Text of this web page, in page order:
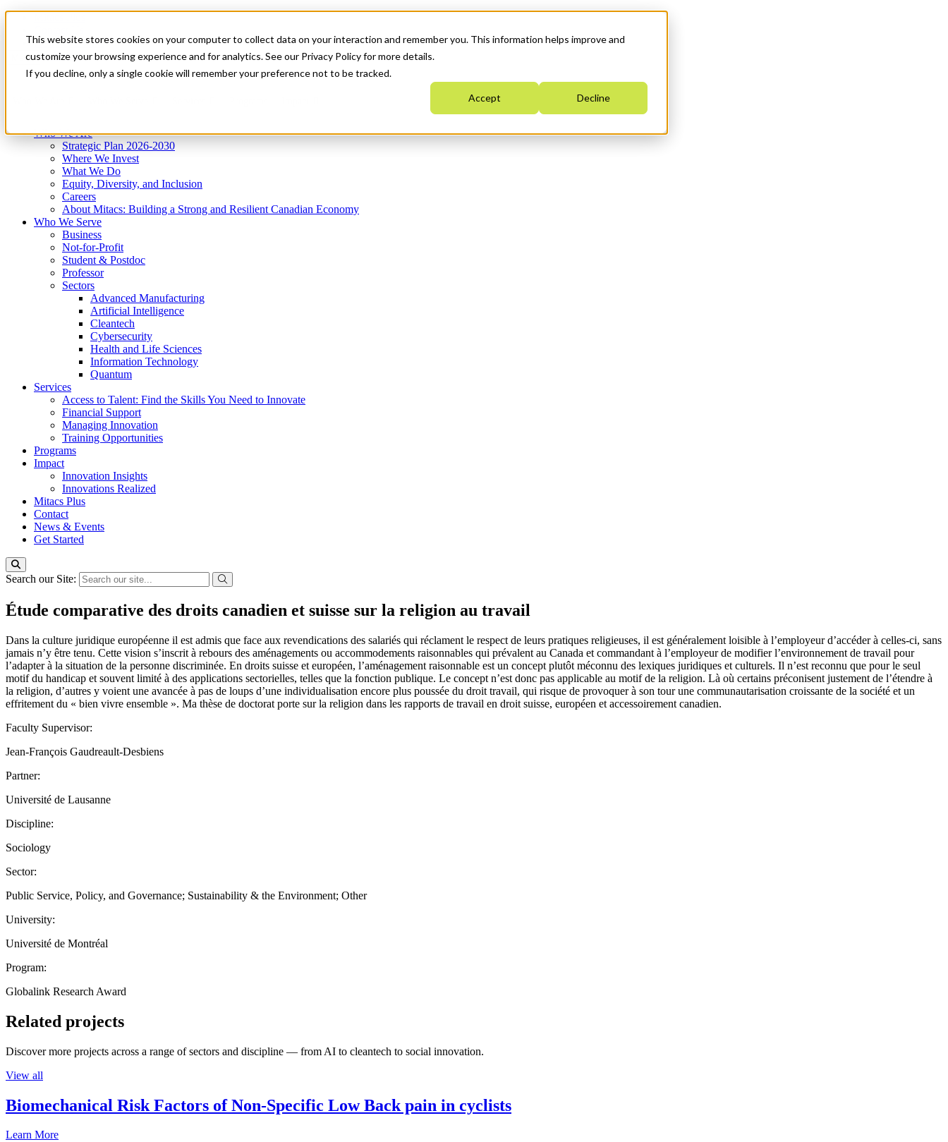
This website stores cookies on your computer to collect data on your interaction and remember you. This information helps improve and
customize your browsing experience and for analytics. See our Privacy Policy for more details.
If you decline, only a single cookie will remember your preference not to be tracked.
Accept Decline
News & Events
Get Started
Menu
Who We Are
Strategic Plan 2026-2030
Where We Invest
What We Do
Equity, Diversity, and Inclusion
Careers
About Mitacs: Building a Strong and Resilient Canadian Economy
Who We Serve
Business
Not-for-Profit
Student & Postdoc
Professor
Sectors
Advanced Manufacturing
Artificial Intelligence
Cleantech
Cybersecurity
Health and Life Sciences
Information Technology
Quantum
Services
Access to Talent: Find the Skills You Need to Innovate
Financial Support
Managing Innovation
Training Opportunities
Programs
Impact
Innovation Insights
Innovations Realized
Mitacs Plus
Contact
News & Events
Get Started
Search our Site:
Étude comparative des droits canadien et suisse sur la religion au travail
Dans la culture juridique européenne il est admis que face aux revendications des salariés qui réclament le respect de leurs pratiques religieuses, il est généralement loisible à l’employeur d’accéder à celles-ci, sans
jamais n’y être tenu. Cette vision s’inscrit à rebours des aménagements ou accommodements raisonnables qui prévalent au Canada et commandant à l’employeur de modifier l’environnement de travail pour
l’adapter à la situation de la personne discriminée. En droits suisse et européen, l’aménagement raisonnable est un concept plutôt méconnu des lexiques juridiques et culturels. Il n’est reconnu que pour le seul
motif du handicap et souvent limité à des applications sectorielles, telles que la fonction publique. Le concept n’est donc pas applicable au motif de la religion. Là où certains préconisent justement de l’étendre à
la religion, d’autres y voient une avancée à pas de loups d’une individualisation encore plus poussée du droit travail, qui risque de provoquer à son tour une communautarisation croissante de la société et un
effritement du « bien vivre ensemble ». Ma thèse de doctorat porte sur la religion dans les rapports de travail en droit suisse, européen et accessoirement canadien.
Faculty Supervisor:
Jean-François Gaudreault-Desbiens
Partner:
Université de Lausanne
Discipline:
Sociology
Sector:
Public Service, Policy, and Governance; Sustainability & the Environment; Other
University:
Université de Montréal
Program:
Globalink Research Award
Related projects
Discover more projects across a range of sectors and discipline — from AI to cleantech to social innovation.
View all
Biomechanical Risk Factors of Non-Specific Low Back pain in cyclists
Learn More